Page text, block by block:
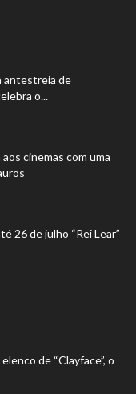
antestreia de
o...
cinemas com uma
26 de julho “Rei Lear”
de “Clayface”, o